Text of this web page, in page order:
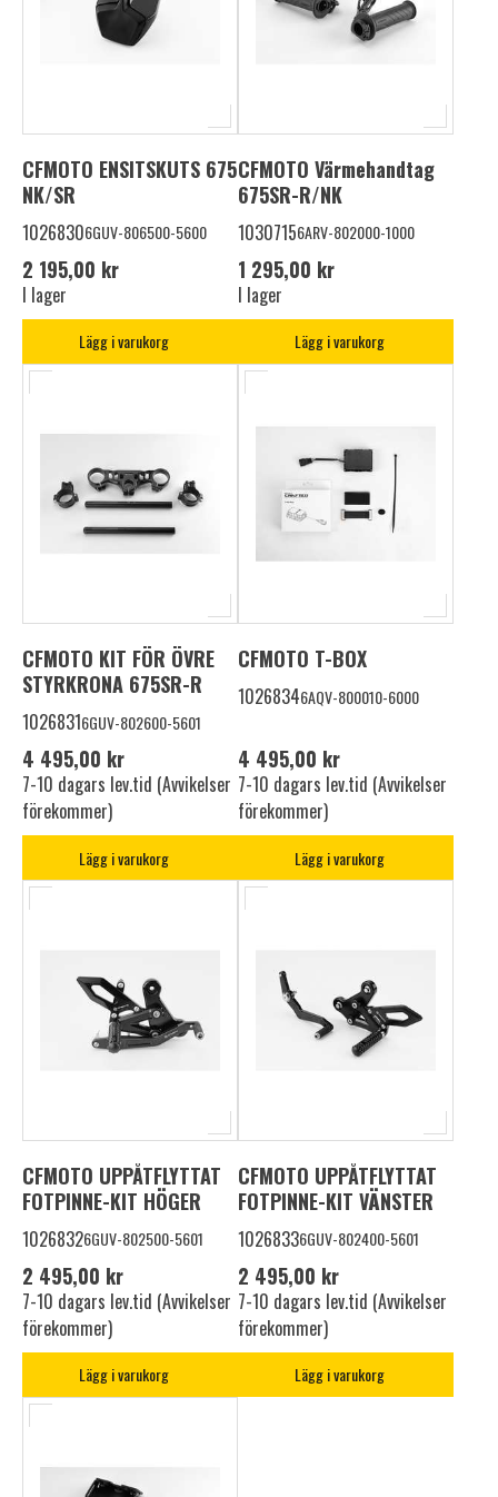
CFMOTO ENSITSKUTS 675
NK/SR
10268306GUV-806500-5600
2 195,00 kr
I lager
Lägg i varukorg
CFMOTO Värmehandtag
675SR-R/NK
10307156ARV-802000-1000
1 295,00 kr
I lager
Lägg i varukorg
CFMOTO KIT FÖR ÖVRE
STYRKRONA 675SR-R
10268316GUV-802600-5601
4 495,00 kr
7-10 dagars lev.tid (Avvikelser
förekommer)
Lägg i varukorg
CFMOTO T-BOX
10268346AQV-800010-6000
4 495,00 kr
7-10 dagars lev.tid (Avvikelser
förekommer)
Lägg i varukorg
CFMOTO UPPÅTFLYTTAT
FOTPINNE-KIT HÖGER
10268326GUV-802500-5601
2 495,00 kr
7-10 dagars lev.tid (Avvikelser
förekommer)
Lägg i varukorg
CFMOTO UPPÅTFLYTTAT
FOTPINNE-KIT VÄNSTER
10268336GUV-802400-5601
2 495,00 kr
7-10 dagars lev.tid (Avvikelser
förekommer)
Lägg i varukorg